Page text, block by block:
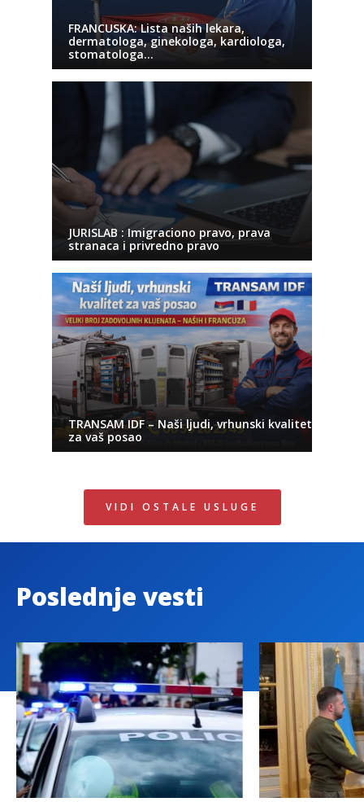
FRANCUSKA: Lista naših lekara,
dermatologa, ginekologa, kardiologa,
stomatologa…
JURISLAB : Imigraciono pravo, prava
stranaca i privredno pravo
TRANSAM IDF – Naši ljudi, vrhunski kvalitet
za vaš posao
VIDI OSTALE USLUGE
Poslednje vesti